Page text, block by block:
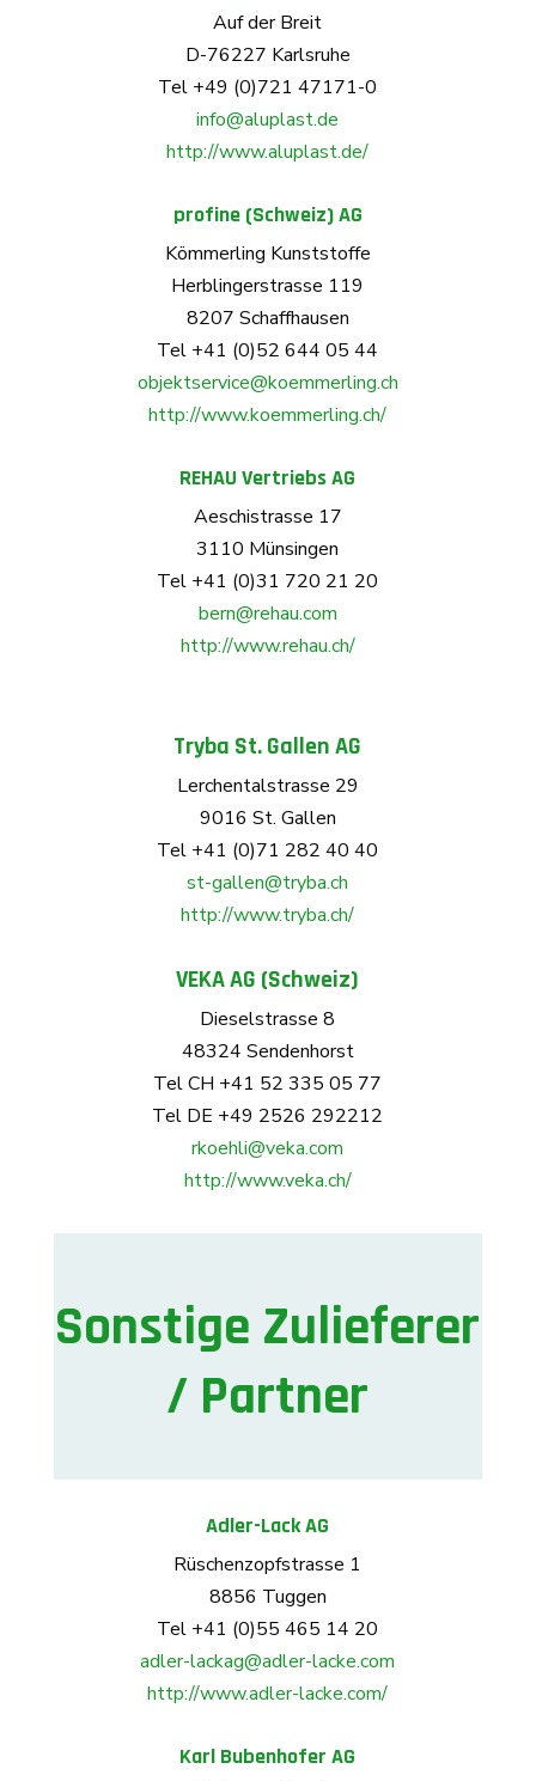
Auf der Breit
D-76227 Karlsruhe
Tel +49 (0)721 47171-0
info@aluplast.de
http://www.aluplast.de/
profine (Schweiz) AG
Kömmerling Kunststoffe
Herblingerstrasse 119
8207 Schaffhausen
Tel +41 (0)52 644 05 44
objektservice@koemmerling.ch
http://www.koemmerling.ch/
REHAU Vertriebs AG
Aeschistrasse 17
3110 Münsingen
Tel +41 (0)31 720 21 20
bern@rehau.com
http://www.rehau.ch/
Tryba St. Gallen AG
Lerchentalstrasse 29
9016 St. Gallen
Tel +41 (0)71 282 40 40
st-gallen@tryba.ch
http://www.tryba.ch/
VEKA AG (Schweiz)
Dieselstrasse 8
48324 Sendenhorst
Tel CH +41 52 335 05 77
Tel DE +49 2526 292212
rkoehli@veka.com
http://www.veka.ch/
Sonstige Zulieferer
/ Partner
Adler-Lack AG
Rüschenzopfstrasse 1
8856 Tuggen
Tel +41 (0)55 465 14 20
adler-lackag@adler-lacke.com
http://www.adler-lacke.com/
Karl Bubenhofer AG